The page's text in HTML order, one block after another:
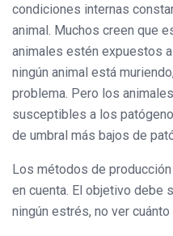
condiciones internas
animal. Muchos creen que
animales estén expuestos
ningún animal está
problema. Pero los
susceptibles a los
de umbral más bajos de
Los métodos de
en cuenta. El objetivo debe
ningún estrés, no ver